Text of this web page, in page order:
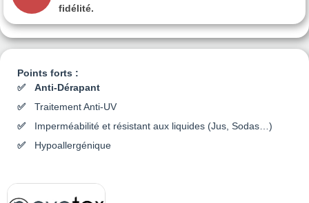
Points forts :
Anti-Dérapant
Traitement Anti-UV
Imperméabilité et résistant aux liquides (Jus, Sodas…)
Hypoallergénique
fidélité.